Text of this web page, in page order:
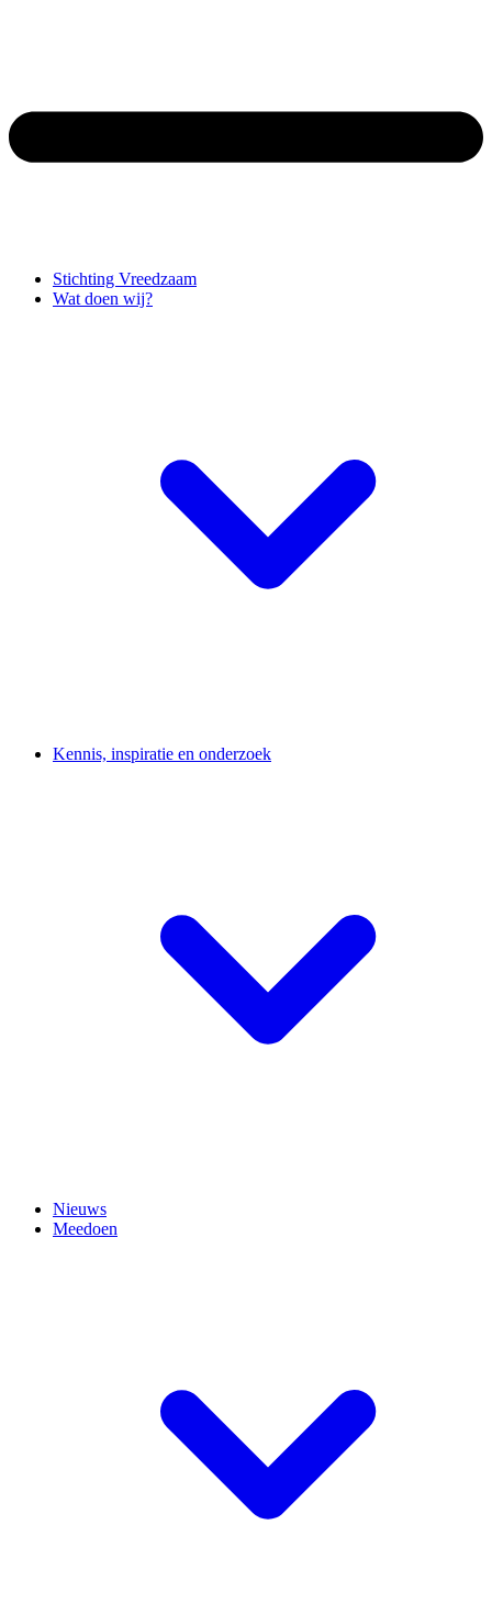
Stichting Vreedzaam
Wat doen wij?
Kennis, inspiratie en onderzoek
Nieuws
Meedoen